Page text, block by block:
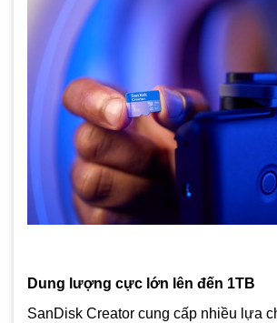
Dung lượng cực lớn lên đến 1TB
SanDisk Creator cung cấp nhiều lựa